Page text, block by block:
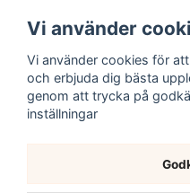
Vi använder
Vi använder cookies för
och erbjuda dig bästa
genom att trycka på
inställningar